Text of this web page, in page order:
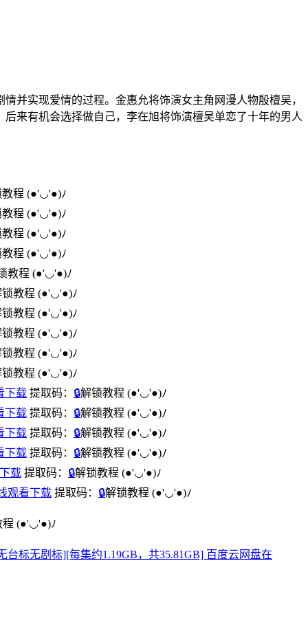
实现爱情的过程。金惠允将饰演女主角网漫人物殷檀吴，
来有机会选择做自己，李在旭将饰演檀吴单恋了十年的男人
程 (●'◡'●)ﾉ
程 (●'◡'●)ﾉ
程 (●'◡'●)ﾉ
程 (●'◡'●)ﾉ
教程 (●'◡'●)ﾉ
教程 (●'◡'●)ﾉ
教程 (●'◡'●)ﾉ
教程 (●'◡'●)ﾉ
教程 (●'◡'●)ﾉ
教程 (●'◡'●)ﾉ
下载 提取码： 🔒解锁教程 (●'◡'●)ﾉ
下载 提取码： 🔒解锁教程 (●'◡'●)ﾉ
下载 提取码： 🔒解锁教程 (●'◡'●)ﾉ
下载 提取码： 🔒解锁教程 (●'◡'●)ﾉ
载 提取码： 🔒解锁教程 (●'◡'●)ﾉ
观看下载 提取码： 🔒解锁教程 (●'◡'●)ﾉ
程 (●'◡'●)ﾉ
台标无剧标][每集约1.19GB，共35.81GB] 百度云网盘在